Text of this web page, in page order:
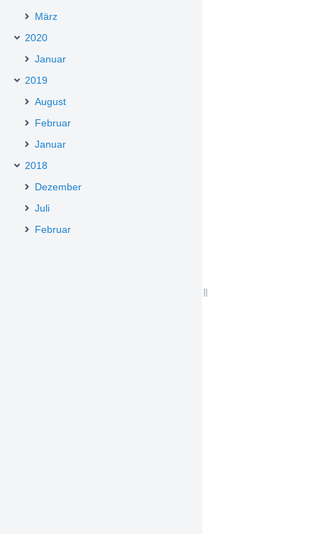
März
2020
Januar
2019
August
Februar
Januar
2018
Dezember
Juli
Februar